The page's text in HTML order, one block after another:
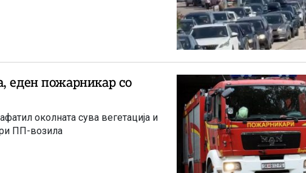
еден пожарникар со
околната сува вегетација и
ПП-возила